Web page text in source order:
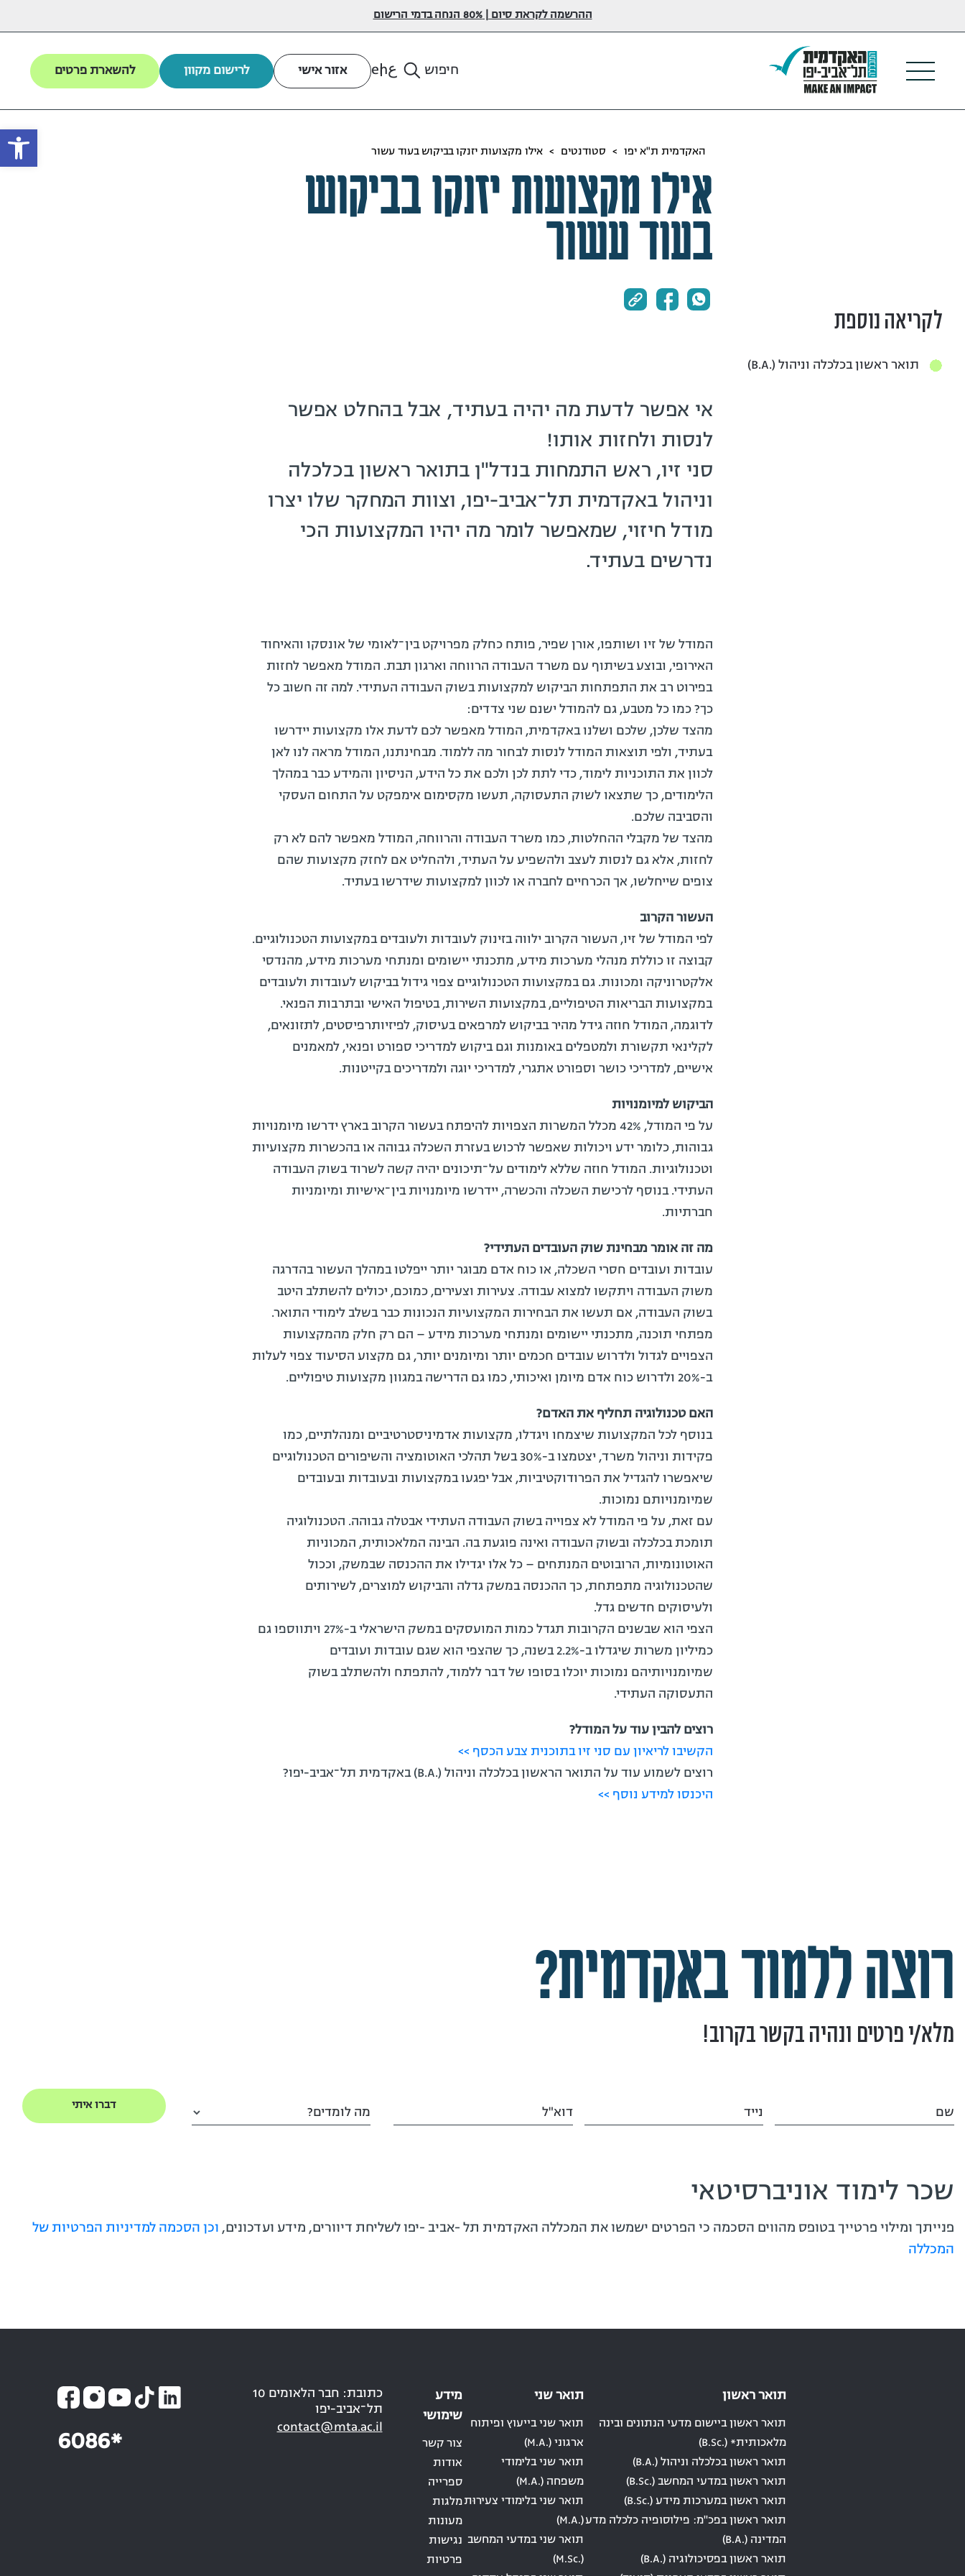
ההרשמה לקראת סיום | 80% הנחה בדמי הרישום
חיפוש عen אזור אישי לרישום מקוון להשארת פרטים
האקדמית ת"א יפו > סטודנטים > אילו מקצועות יזנקו בביקוש בעוד עשור
לקריאה נוספת
תואר ראשון בכלכלה וניהול (.B.A)
אילו מקצועות יזנקו בביקוש
בעוד עשור
אי אפשר לדעת מה יהיה בעתיד, אבל בהחלט אפשר
לנסות ולחזות אותו!
סני זיו, ראש התמחות בנדל"ן בתואר ראשון בכלכלה
וניהול באקדמית תל־אביב-יפו, וצוות המחקר שלו יצרו
מודל חיזוי, שמאפשר לומר מה יהיו המקצועות הכי
נדרשים בעתיד.
המודל של זיו ושותפו, אורן שפיר, פותח כחלק מפרויקט בין־לאומי של אונסקו והאיחוד
האירופי, ובוצע בשיתוף עם משרד העבודה הרווחה וארגון תבת. המודל מאפשר לחזות
בפירוט רב את התפתחות הביקוש למקצועות בשוק העבודה העתידי. למה זה חשוב כל
כך? כמו כל מטבע, גם להמודל ישנם שני צדדים:
מהצד שלכן, שלכם ושלנו באקדמית, המודל מאפשר לכם לדעת אלו מקצועות יידרשו
בעתיד, ולפי תוצאות המודל לנסות לבחור מה ללמוד. מבחינתנו, המודל מראה לנו לאן
לכוון את התוכניות לימוד, כדי לתת לכן ולכם את כל הידע, הניסיון והמידע כבר במהלך
הלימודים, כך שתצאו לשוק התעסוקה, תעשו מקסימום אימפקט על התחום העסקי
והסביבה שלכם.
מהצד של מקבלי ההחלטות, כמו משרד העבודה והרווחה, המודל מאפשר להם לא רק
לחזות, אלא גם לנסות לעצב ולהשפיע על העתיד, ולהחליט אם לחזק מקצועות שהם
צופים שייחלשו, אך הכרחיים לחברה או לכוון למקצועות שידרשו בעתיד.
העשור הקרוב
לפי המודל של זיו, העשור הקרוב ילווה בזינוק לעובדות ולעובדים במקצועות הטכנולוגיים.
קבוצה זו כוללת מנהלי מערכות מידע, מתכנתי יישומים ומנתחי מערכות מידע, מהנדסי
אלקטרוניקה ומכונות. גם במקצועות הטכנולוגיים צפוי גידול בביקוש לעובדות ולעובדים
במקצועות הבריאות הטיפוליים, במקצועות השירות, בטיפול האישי ובתרבות הפנאי.
לדוגמה, המודל חוזה גידל מהיר בביקוש למרפאים בעיסוק, לפיזיותרפיסטים, לתזונאים,
לקלינאי תקשורת ולמטפלים באומנות וגם ביקוש למדריכי ספורט ופנאי, למאמנים
אישיים, למדריכי כושר וספורט אתגרי, למדריכי יוגה ולמדריכים בקייטנות.
הביקוש למיומנויות
על פי המודל, 42% מכלל המשרות הצפויות להיפתח בעשור הקרוב בארץ ידרשו מיומנויות
גבוהות, כלומר ידע ויכולות שאפשר לרכוש בעזרת השכלה גבוהה או בהכשרות מקצועיות
וטכנולוגיות. המודל חוזה שללא לימודים על־תיכונים יהיה קשה לשרוד בשוק העבודה
העתידי. בנוסף לרכישת השכלה והכשרה, יידרשו מיומנויות בין־אישיות ומיומניות
חברתיות.
מה זה אומר מבחינת שוק העובדים העתידי?
עובדות ועובדים חסרי השכלה, או כוח אדם מבוגר יותר ייפלטו במהלך העשור בהדרגה
משוק העבודה ויתקשו למצוא עבודה. צעירות וצעירים, כמוכם, יכולים להשתלב היטב
בשוק העבודה, אם תעשו את הבחירות המקצועיות הנכונות כבר בשלב לימודי התואר.
מפתחי תוכנה, מתכנתי יישומים ומנתחי מערכות מידע – הם רק חלק מהמקצועות
הצפויים לגדול ולדרוש עובדים חכמים יותר ומיומנים יותר, גם מקצוע הסיעוד צפוי לעלות
ב-20% ולדרוש כוח אדם מיומן ואיכותי, כמו גם הדרישה במגוון מקצועות טיפוליים.
האם טכנולוגיה תחליף את האדם?
בנוסף לכל המקצועות שיצמחו ויגדלו, מקצועות אדמיניסטרטיביים ומנהלתיים, כמו
פקידות וניהול משרד, יצטמצו ב-30% בשל תהלכי האוטומציה והשיפורים הטכנולוגיים
שיאפשרו להגדיל את הפרודוקטיביות, אבל יפגעו במקצועות ובעובדות ובעובדים
שמיומנויותם נמוכות.
עם זאת, על פי המודל לא צפוייה בשוק העבודה העתידי אבטלה גבוהה. הטכנולוגיה
תומכת בכלכלה ובשוק העבודה ואינה פוגעת בה. הבינה המלאכותית, המכוניות
האוטונומיות, הרובוטים המנתחים – כל אלו יגדילו את ההכנסה שבמשק, וככול
שהטכנולוגיה מתפתחת, כך ההכנסה במשק גדלה והביקוש למוצרים, לשירותים
ולעיסוקים חדשים גדל.
הצפי הוא שבשנים הקרובות תגדל כמות המועסקים במשק הישראלי ב-27% ויתווספו גם
כמיליון משרות שיגדלו ב-2.2% בשנה, כך שהצפי הוא שגם עובדות ועובדים
שמיומנויותיהם נמוכות יוכלו בסופו של דבר ללמוד, להתפתח ולהשתלב בשוק
התעסוקה העתידי.
רוצים להבין עוד על המודל?
הקשיבו לריאיון עם סני זיו בתוכנית צבע הכסף >>
רוצים לשמוע עוד על התואר הראשון בכלכלה וניהול (.B.A) באקדמית תל־אביב-יפו?
היכנסו למידע נוסף >>
רוצה ללמוד באקדמית?
מלא/י פרטים ונהיה בקשר בקרוב!
שם נייד דוא"ל מה לומדים?
שכר לימוד אוניברסיטאי
פנייתך ומילוי פרטייך בטופס מהווים הסכמה כי הפרטים ישמשו את המכללה האקדמית תל -אביב -יפו לשליחת דיוורים, מידע ועדכונים, וכן הסכמה למדיניות הפרטיות של
המכללה
תואר ראשון
תואר ראשון ביישום מדעי הנתונים ובינה
מלאכותית* (.B.Sc)
תואר ראשון בכלכלה וניהול (.B.A)
תואר ראשון במדעי המחשב (.B.Sc)
תואר ראשון במערכות מידע (.B.Sc)
תואר ראשון בפכ"מ: פילוסופיה כלכלה מדע
המדינה (.B.A)
תואר ראשון בפסיכולוגיה (.B.A)
תואר שני
תואר שני בייעוץ ופיתוח
ארגוני (.M.A)
תואר שני בלימודי
משפחה (.M.A)
תואר שני בלימודי צעירוּת
(.M.A)
תואר שני במדעי המחשב
(.M.Sc)
מידע
שימושי
צור קשר
אודות
ספרייה
מלגות
מעונות
נגישות
פרטיות
כתובת: חבר הלאומים 10
תל־אביב-יפו
contact@mta.ac.il
6086*